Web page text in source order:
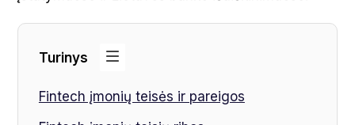
Turinys
Fintech įmonių teisės ir pareigos